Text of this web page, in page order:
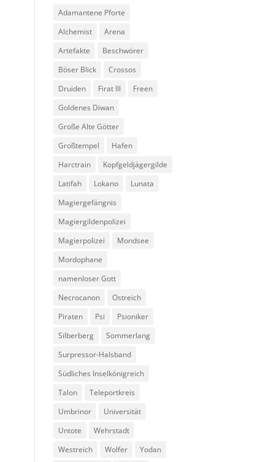
Adamantene Pforte
Alchemist
Arena
Artefakte
Beschwörer
Böser Blick
Crossos
Druiden
Firat III
Freen
Goldenes Diwan
Große Alte Götter
Großtempel
Hafen
Harctrain
Kopfgeldjägergilde
Latifah
Lokano
Lunata
Magiergefängnis
Magiergildenpolizei
Magierpolizei
Mondsee
Mordophane
namenloser Gott
Necrocanon
Ostreich
Piraten
Psi
Psioniker
Silberberg
Sommerlang
Surpressor-Halsband
Südliches Inselkönigreich
Talon
Teleportkreis
Umbrinor
Universität
Untote
Wehrstadt
Westreich
Wolfer Yodan